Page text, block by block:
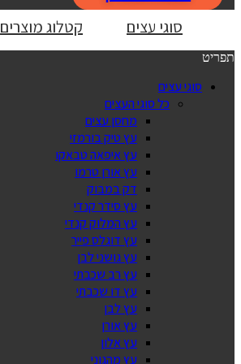
סוגי עצים קטלוג מוצרים
תפריט
סוגי עצים
כל סוגי העצים
מחסן עצים
עץ טיק בורמזי
עץ איפאה טבאקו
עץ אורן טרמו
דק במבוק
עץ סידר קנדי
עץ המלוק קנדי
עץ דוגלס פייר
עץ גושני לבן
עץ רב שכבתי
עץ דו שכבתי
עץ לבן
עץ אורן
עץ אלון
עץ מהגוני